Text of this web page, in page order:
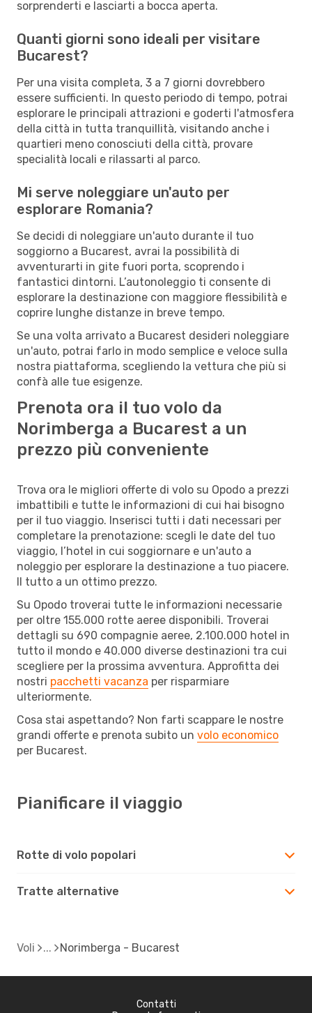
sorprenderti e lasciarti a bocca aperta.
Quanti giorni sono ideali per visitare
Bucarest?
Per una visita completa, 3 a 7 giorni dovrebbero
essere sufficienti. In questo periodo di tempo, potrai
esplorare le principali attrazioni e goderti l'atmosfera
della città in tutta tranquillità, visitando anche i
quartieri meno conosciuti della città, provare
specialità locali e rilassarti al parco.
Mi serve noleggiare un'auto per
esplorare Romania?
Se decidi di noleggiare un'auto durante il tuo
soggiorno a Bucarest, avrai la possibilità di
avventurarti in gite fuori porta, scoprendo i
fantastici dintorni. L’autonoleggio ti consente di
esplorare la destinazione con maggiore flessibilità e
coprire lunghe distanze in breve tempo.
Se una volta arrivato a Bucarest desideri noleggiare
un'auto, potrai farlo in modo semplice e veloce sulla
nostra piattaforma, scegliendo la vettura che più si
confà alle tue esigenze.
Prenota ora il tuo volo da
Norimberga a Bucarest a un
prezzo più conveniente
Trova ora le migliori offerte di volo su Opodo a prezzi
imbattibili e tutte le informazioni di cui hai bisogno
per il tuo viaggio. Inserisci tutti i dati necessari per
completare la prenotazione: scegli le date del tuo
viaggio, l’hotel in cui soggiornare e un'auto a
noleggio per esplorare la destinazione a tuo piacere.
Il tutto a un ottimo prezzo.
Su Opodo troverai tutte le informazioni necessarie
per oltre 155.000 rotte aeree disponibili. Troverai
dettagli su 690 compagnie aeree, 2.100.000 hotel in
tutto il mondo e 40.000 diverse destinazioni tra cui
scegliere per la prossima avventura. Approfitta dei
nostri pacchetti vacanza per risparmiare
ulteriormente.
Cosa stai aspettando? Non farti scappare le nostre
grandi offerte e prenota subito un volo economico
per Bucarest.
Pianificare il viaggio
Rotte di volo popolari
Tratte alternative
Voli Norimberga - Bucarest
Contatti